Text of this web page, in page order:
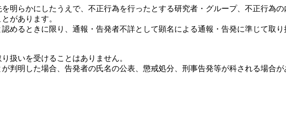
明らかにしたうえで、不正行為を行ったとする研究者・グループ、不正行為
があります。
めるときに限り、通報・告発者不詳として顕名による通報・告発に準じて取り
扱いを受けることはありません。
判明した場合、告発者の氏名の公表、懲戒処分、刑事告発等が科される場合が